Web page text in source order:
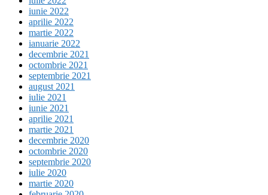
iunie 2022
aprilie 2022
martie 2022
ianuarie 2022
decembrie 2021
octombrie 2021
septembrie 2021
august 2021
iulie 2021
iunie 2021
aprilie 2021
martie 2021
decembrie 2020
octombrie 2020
septembrie 2020
iulie 2020
martie 2020